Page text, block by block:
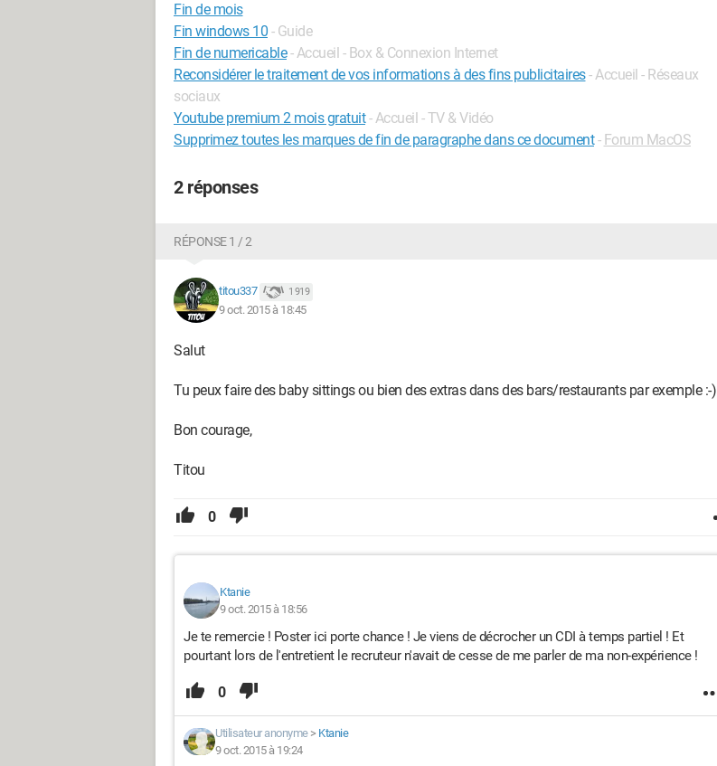
Fin de mois
Fin windows 10 - Guide
Fin de numericable - Accueil - Box & Connexion Internet
Reconsidérer le traitement de vos informations à des fins publicitaires- Accueil - Réseaux
sociaux
Youtube premium 2 mois gratuit - Accueil - TV & Vidéo
Supprimez toutes les marques de fin de paragraphe dans ce document - Forum MacOS
2 réponses
RÉPONSE 1 / 2
titou337 1 919
9 oct. 2015 à 18:45
Salut
Tu peux faire des baby sittings ou bien des extras dans des bars/restaurants par exemple :-)
Bon courage,
Titou
0
Ktanie
9 oct. 2015 à 18:56
Je te remercie ! Poster ici porte chance ! Je viens de décrocher un CDI à temps partiel ! Et
pourtant lors de l'entretient le recruteur n'avait de cesse de me parler de ma non-expérience !
0
Utilisateur anonyme> Ktanie
9 oct. 2015 à 19:24